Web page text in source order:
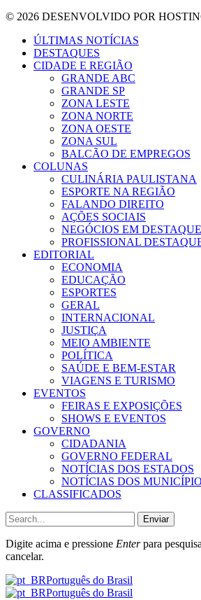
© 2026 DESENVOLVIDO POR
ÚLTIMAS NOTÍCIAS
DESTAQUES
CIDADE E REGIÃO
GRANDE ABC
GRANDE SP
ZONA LESTE
ZONA NORTE
ZONA OESTE
ZONA SUL
BALCÃO DE EMPREGOS
COLUNAS
CULINÁRIA PAULISTANA
ESPORTE NA REGIÃO
FALANDO DIREITO
AÇÕES SOCIAIS
NEGÓCIOS EM DESTAQUE
PROFISSIONAL
EDITORIAL
ECONOMIA
EDUCAÇÃO
ESPORTES
GERAL
INTERNACIONAL
JUSTIÇA
MEIO AMBIENTE
POLÍTICA
SAÚDE E BEM-ESTAR
VIAGENS E TURISMO
EVENTOS
FEIRAS E EXPOSIÇÕES
SHOWS E EVENTOS
GOVERNO
CIDADANIA
GOVERNO FEDERAL
NOTÍCIAS DOS ESTADOS
NOTÍCIAS DOS
CLASSIFICADOS
Enviar
Digite acima e pressione Enterpara
cancelar.
Português do Brasil
Português do Brasil